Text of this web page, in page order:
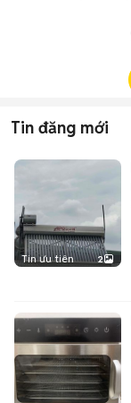
Tin đăng mới
Tin ưu tiên 2